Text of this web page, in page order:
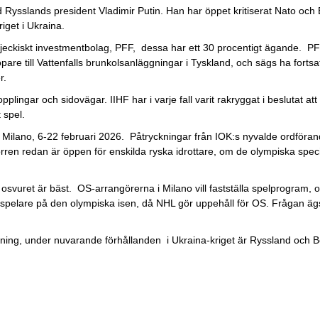
president Vladimir Putin. Han har öppet kritiserat Nato och
i Ukraina.
investmentbolag, PFF, dessa har ett 30 procentigt ägande.
till Vattenfalls brunkolsanläggningar i Tyskland, och sägs ha
och sidovägar. IIHF har i varje fall varit rakryggat i beslutat att
6-22 februari 2026. Påtryckningar från IOK:s nyvalde
redan är öppen för enskilda ryska idrottare, om de olympiska
är bäst. OS-arrangörerna i Milano vill fastställa spelprogram,
på den olympiska isen, då NHL gör uppehåll för OS. Frågan
under nuvarande förhållanden i Ukraina-kriget är Ryssland och